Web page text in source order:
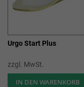
Urgo Start Plus
zzgl. MwSt.
IN DEN WARENKORB